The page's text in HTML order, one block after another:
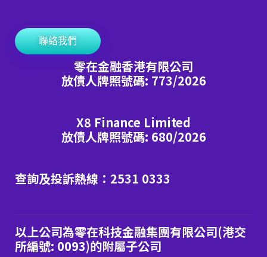
聯絡我們
零在金融香港有限公司
放債人牌照號碼: 773/2026
X8 Finance Limited
放債人牌照號碼: 680/2026
查詢及投訴熱線：2531 0333
以上公司為零在科技金融集團有限公司(港交
所編號: 0093)的附屬子公司